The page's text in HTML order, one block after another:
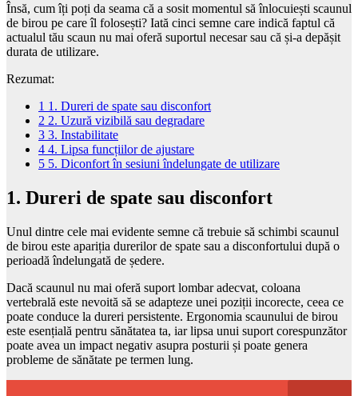
Însă, cum îți poți da seama că a sosit momentul să înlocuiești scaunul
de birou pe care îl folosești? Iată cinci semne care indică faptul că
actualul tău scaun nu mai oferă suportul necesar sau că și-a depășit
durata de utilizare.
Rezumat:
1 1. Dureri de spate sau disconfort
2 2. Uzură vizibilă sau degradare
3 3. Instabilitate
4 4. Lipsa funcțiilor de ajustare
5 5. Diconfort în sesiuni îndelungate de utilizare
1. Dureri de spate sau disconfort
Unul dintre cele mai evidente semne că trebuie să schimbi scaunul
de birou este apariția durerilor de spate sau a disconfortului după o
perioadă îndelungată de ședere.
Dacă scaunul nu mai oferă suport lombar adecvat, coloana
vertebrală este nevoită să se adapteze unei poziții incorecte, ceea ce
poate conduce la dureri persistente. Ergonomia scaunului de birou
este esențială pentru sănătatea ta, iar lipsa unui suport corespunzător
poate avea un impact negativ asupra posturii și poate genera
probleme de sănătate pe termen lung.